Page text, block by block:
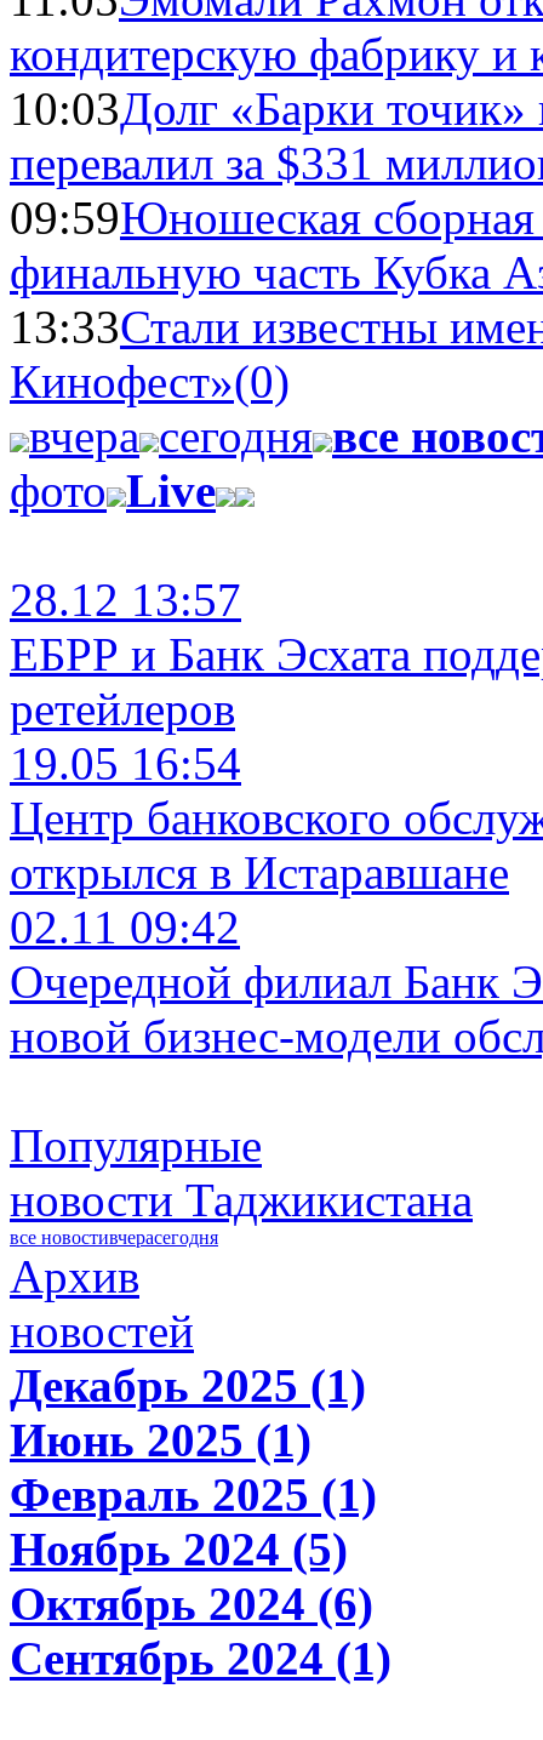
кондитерскую фабрику и
10:03Долг «Барки
перевалил за $331
09:59Юношеская
финальную часть Кубка
13:33Стали известны
Кинофест»(0)
вчера сегодня все
фото Live
28.12 13:57
ЕБРР и Банк Эсхата
ретейлеров
19.05 16:54
Центр банковского
открылся в Истаравшане
02.11 09:42
Очередной филиал Банк
новой бизнес-модели
Популярные
новости Таджикистана
все новостивчерасегодня
Архив
новостей
Декабрь 2025 (1)
Июнь 2025 (1)
Февраль 2025 (1)
Ноябрь 2024 (5)
Октябрь 2024 (6)
Сентябрь 2024 (1)